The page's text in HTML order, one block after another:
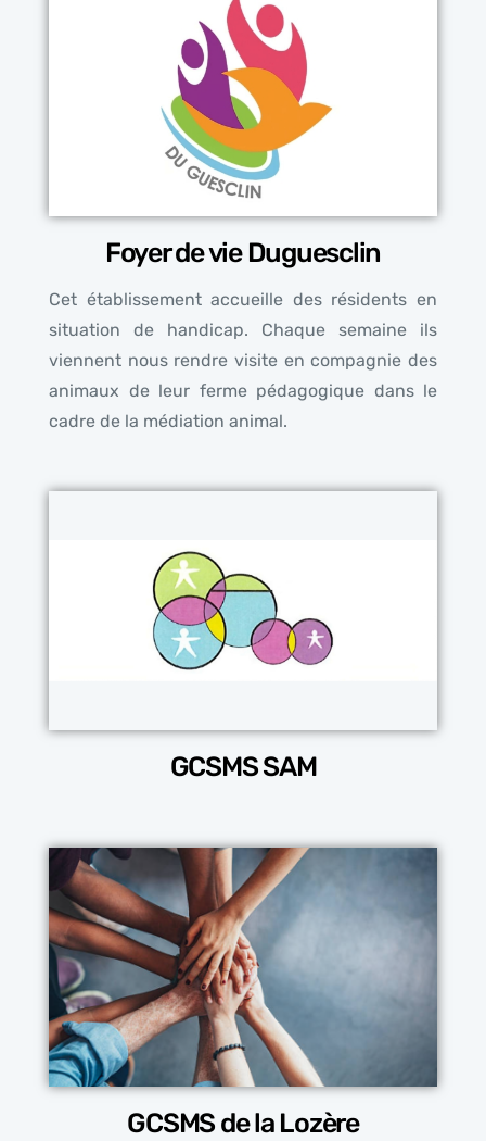
Foyer de vie Duguesclin
Cet établissement accueille des résidents en
situation de handicap. Chaque semaine ils
viennent nous rendre visite en compagnie des
animaux de leur ferme pédagogique dans le
cadre de la médiation animal.
GCSMS SAM
GCSMS de la Lozère